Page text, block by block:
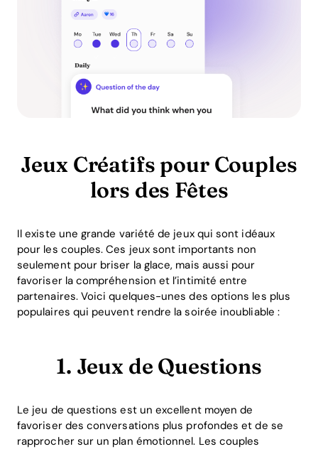
Jeux Créatifs pour Couples
lors des Fêtes
Il existe une grande variété de jeux qui sont idéaux
pour les couples. Ces jeux sont importants non
seulement pour briser la glace, mais aussi pour
favoriser la compréhension et l’intimité entre
partenaires. Voici quelques-unes des options les plus
populaires qui peuvent rendre la soirée inoubliable :
1. Jeux de Questions
Le jeu de questions est un excellent moyen de
favoriser des conversations plus profondes et de se
rapprocher sur un plan émotionnel. Les couples